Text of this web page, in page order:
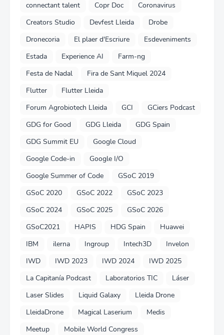
connectant talent
Copr Doc
Coronavirus
Creators Studio
Devfest Lleida
Drobe
Dronecoria
El plaer d'Escriure
Esdeveniments
Estada
Experience AI
Farm-ng
Festa de Nadal
Fira de Sant Miquel 2024
Flutter
Flutter Lleida
Forum Agrobiotech Lleida
GCI
GCiers Podcast
GDG for Good
GDG Lleida
GDG Spain
GDG Summit EU
Google Cloud
Google Code-in
Google I/O
Google Summer of Code
GSoC 2019
GSoC 2020
GSoC 2022
GSoC 2023
GSoC 2024
GSoC 2025
GSoC 2026
GSoC2021
HAPIS HDG Spain
Huawei
IBM
ilerna Ingroup Intech3D
Invelon
IWD
IWD 2023 IWD 2024
IWD 2025
La Capitanía Podcast
Laboratorios TIC
Láser
Laser Slides
Liquid Galaxy
Lleida Drone
LleidaDrone
Magical Laserium
Medis
Meetup
Mobile World Congress